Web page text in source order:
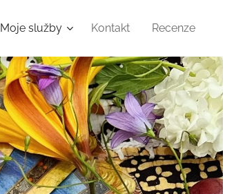
Moje služby Kontakt Recenze